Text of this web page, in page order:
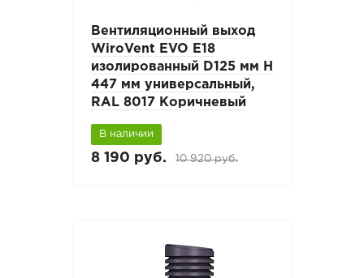
Вентиляционный выход
WiroVent EVO E18
изолированный D125 мм Н
447 мм универсальный,
RAL 8017 Коричневый
В наличии
8 190 руб. 10 920 руб.